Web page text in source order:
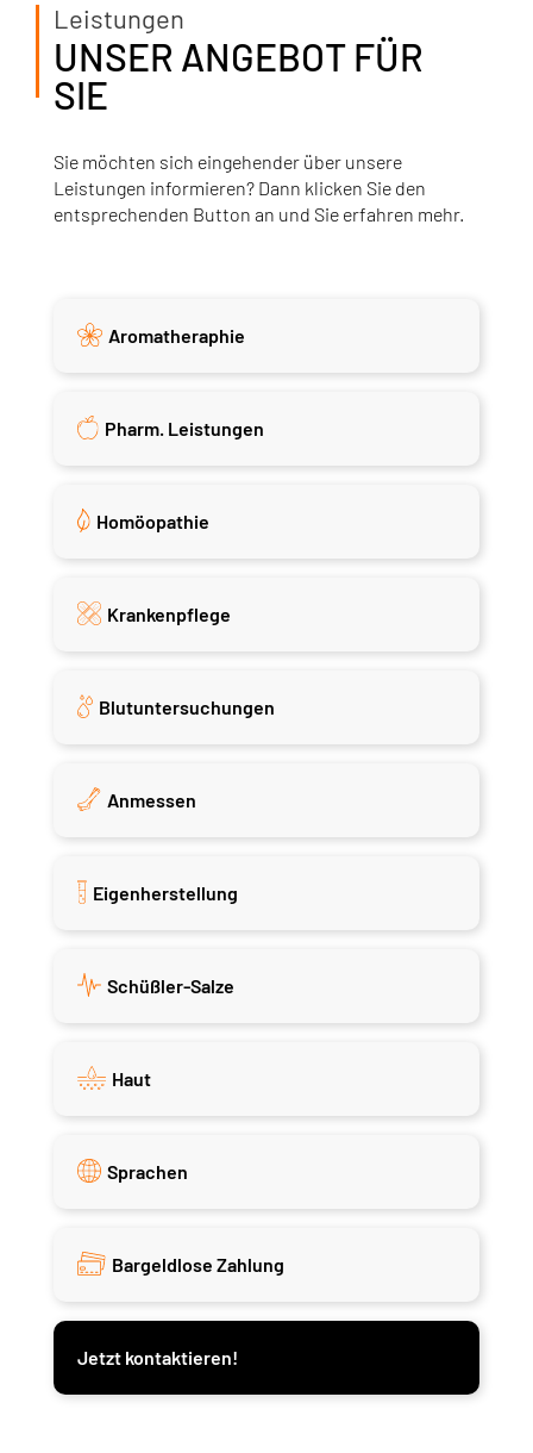
Leistungen
UNSER ANGEBOT FÜR
SIE
Sie möchten sich eingehender über unsere
Leistungen informieren? Dann klicken Sie den
entsprechenden Button an und Sie erfahren mehr.
Aromatheraphie
Pharm. Leistungen
Homöopathie
Krankenpflege
Blutuntersuchungen
Anmessen
Eigenherstellung
Schüßler-Salze
Haut
Sprachen
Bargeldlose Zahlung
Jetzt kontaktieren!